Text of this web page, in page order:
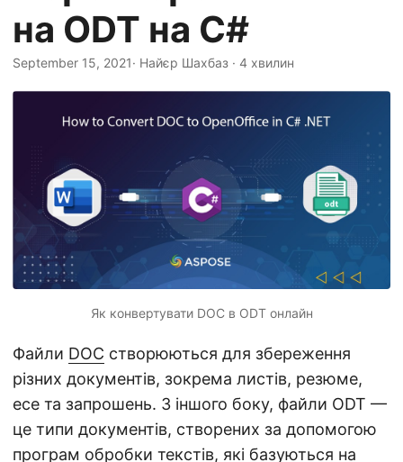
v
i
на ODT на C#
September 15, 2021· Найєр Шахбаз · 4 хвилин
Як конвертувати DOC в ODT онлайн
Файли DOC створюються для збереження
різних документів, зокрема листів, резюме,
есе та запрошень. З іншого боку, файли ODT —
це типи документів, створених за допомогою
програм обробки текстів, які базуються на